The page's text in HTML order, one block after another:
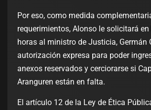
Por eso, como medida
requerimientos, Alonso le solicitará
horas al ministro de Justicia, Germán
autorización expresa para poder
anexos reservados y cerciorarse si
Aranguren están en falta.
El artículo 12 de la Ley de Ética